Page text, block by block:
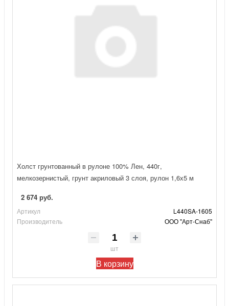
Холст грунтованный в рулоне 100% Лен, 440г,
мелкозернистый, грунт акриловый 3 слоя, рулон 1,6х5 м
2 674 руб.
Артикул
L440SA-1605
Производитель
ООО "Арт-Снаб"
шт
В корзину